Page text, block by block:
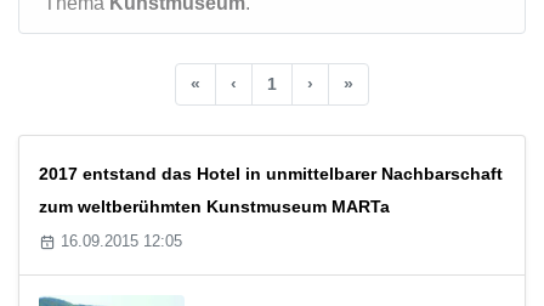
« ‹ 1 › »
2017 entstand das Hotel in unmittelbarer Nachbarschaft
zum weltberühmten Kunstmuseum MARTa
16.09.2015 12:05